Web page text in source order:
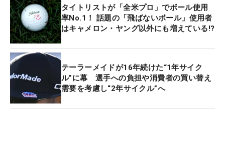
タイトリストが「全米プロ」でボール使用
率No.1！ 話題の「飛ばないボール」使用者
はキャメロン・ヤング以外にも増えている!?
テーラーメイドが16年続けた“1年サイク
ル”に幕 選手への負担や消費者の買い替え
需要を考慮し“2年サイクル”へ